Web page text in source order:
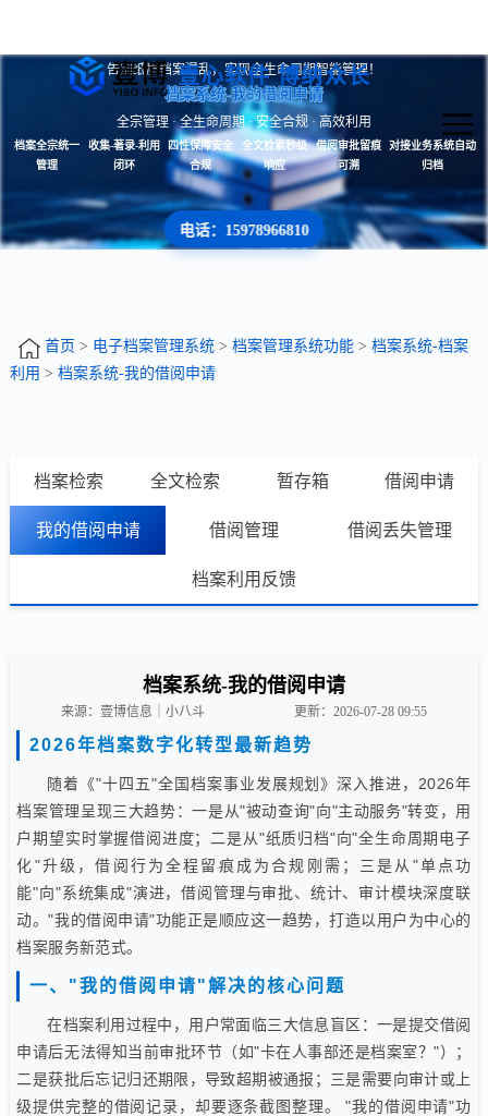
壹心软件 博纳众长
告别纸质档案混乱，实现全生命周期智能管理！
档案系统-我的借阅申请
全宗管理 · 全生命周期 · 安全合规 · 高效利用
档案全宗统一
管理
收集-著录-利用
闭环
四性保障安全
合规
全文检索秒级
响应
借阅审批留痕
可溯
对接业务系统自动
归档
电话：15978966810
首页 > 电子档案管理系统> 档案管理系统功能> 档案系统-档案
利用 > 档案系统-我的借阅申请
档案检索 全文检索 暂存箱 借阅申请
我的借阅申请 借阅管理 借阅丢失管理
档案利用反馈
档案系统-我的借阅申请
来源：壹博信息｜小八斗 更新：2026-07-28 09:55
2026年档案数字化转型最新趋势
随着《"十四五"全国档案事业发展规划》深入推进，2026年
档案管理呈现三大趋势：一是从"被动查询"向"主动服务"转变，用
户期望实时掌握借阅进度；二是从"纸质归档"向"全生命周期电子
化"升级，借阅行为全程留痕成为合规刚需；三是从"单点功
能"向"系统集成"演进，借阅管理与审批、统计、审计模块深度联
动。"我的借阅申请"功能正是顺应这一趋势，打造以用户为中心的
档案服务新范式。
一、"我的借阅申请"解决的核心问题
在档案利用过程中，用户常面临三大信息盲区：一是提交借阅
申请后无法得知当前审批环节（如"卡在人事部还是档案室？"）；
二是获批后忘记归还期限，导致超期被通报；三是需要向审计或上
级提供完整的借阅记录，却要逐条截图整理。 "我的借阅申请"功